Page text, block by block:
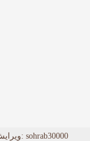
ویرایش شده توسط: sohrab30000